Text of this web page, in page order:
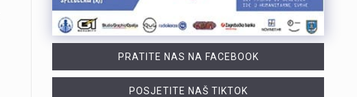
PRATITE NAS NA FACEBOOK
POSJETITE NAŠ TIKTOK